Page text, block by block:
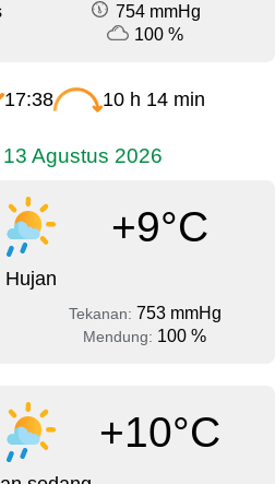
754 mmHg
100 %
17:38 10 h 14 min
Agustus 2026
+9°C
Hujan
Tekanan: 753 mmHg
Mendung: 100 %
+10°C